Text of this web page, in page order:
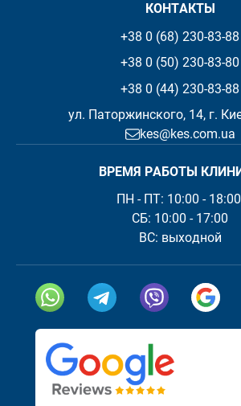
Наши социальные сети и
КОНТАКТЫ
+38 0 (68) 230-83-88
+38 0 (50) 230-83-80
+38 0 (44) 230-83-88
ул. Паторжинского, 14, г.
kes@kes.com.ua
ВРЕМЯ РАБОТЫ
ПН - ПТ: 10:00 - 18:00
СБ: 10:00 - 17:00
ВС: выходной